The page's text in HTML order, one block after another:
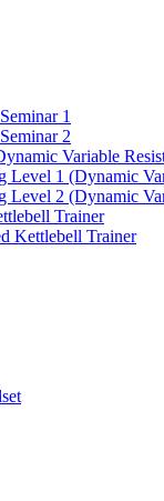
1
2
Variable
1 (Dynamic
2 (Dynamic
Trainer
Kettlebell Trainer